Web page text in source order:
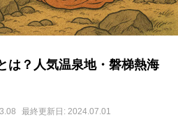
は？人気温泉地・磐梯熱海
最終更新日: 2024.07.01